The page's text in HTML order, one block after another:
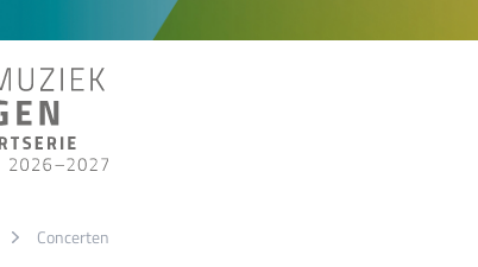
Concerten